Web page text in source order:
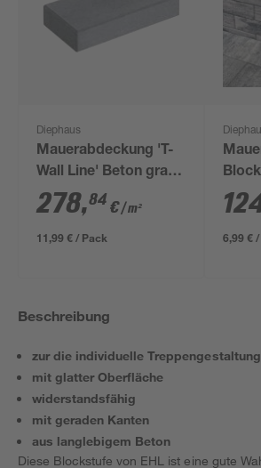
Diephaus
Mauerabdeckung 'T-
Wall Line' Beton grau
50 x 25 x 8,5 cm
278,84 €/ m²
11,99 € / Pack
weiß/
x 14
6,99 €
Beschreibung
zur die individuelle Treppengestaltung
mit glatter Oberfläche
widerstandsfähig
mit geraden Kanten
aus langlebigem Beton
Diese Blockstufe von EHL ist eine gute